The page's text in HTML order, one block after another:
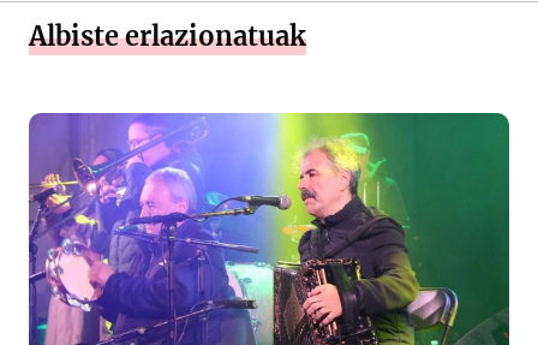
Albiste erlazionatuak